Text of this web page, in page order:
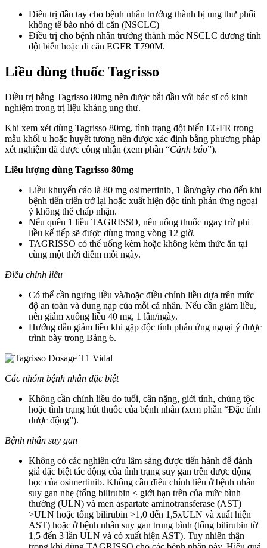
Điều trị đầu tay cho bệnh nhân trưởng thành bị ung thư phổi
không tế bào nhỏ di căn (NSCLC)
Điều trị cho bệnh nhân trưởng thành mắc NSCLC dương tính
đột biến hoặc di căn EGFR T790M.
Liều dùng thuốc Tagrisso
Điều trị bằng Tagrisso 80mg nên được bắt đầu với bác sĩ có kinh
nghiệm trong trị liệu kháng ung thư.
Khi xem xét dùng Tagrisso 80mg, tình trạng đột biến EGFR trong
mẫu khối u hoặc huyết tương nên được xác định bằng phương pháp
xét nghiệm đã được công nhận (xem phần “Cảnh báo”).
Liều lượng dùng Tagrisso 80mg
Liều khuyến cáo là 80 mg osimertinib, 1 lần/ngày cho đến khi
bệnh tiến triển trở lại hoặc xuất hiện độc tính phản ứng ngoại
ý không thể chấp nhận.
Nếu quên 1 liều TAGRISSO, nên uống thuốc ngay trừ phi
liều kế tiếp sẽ được dùng trong vòng 12 giờ.
TAGRISSO có thể uống kèm hoặc không kèm thức ăn tại
cùng một thời điểm mỗi ngày.
Điều chỉnh liều
Có thể cần ngưng liều và/hoặc điều chỉnh liều dựa trên mức
độ an toàn và dung nạp của mỗi cá nhân. Nếu cần giảm liều,
nên giảm xuống liều 40 mg, 1 lần/ngày.
Hướng dẫn giảm liều khi gặp độc tính phản ứng ngoại ý được
trình bày trong Bảng 6.
Các nhóm bệnh nhân đặc biệt
Không cần chỉnh liều do tuổi, cân nặng, giới tính, chủng tộc
hoặc tình trạng hút thuốc của bệnh nhân (xem phần “Đặc tính
dược động”).
Bệnh nhân suy gan
Không có các nghiên cứu lâm sàng được tiến hành để đánh
giá đặc biệt tác động của tình trạng suy gan trên dược động
học của osimertinib. Không cần điều chỉnh liều ở bệnh nhân
suy gan nhẹ (tổng bilirubin ≤ giới hạn trên của mức bình
thường (ULN) và men aspartate aminotransferase (AST)
>ULN hoặc tổng bilirubin >1,0 đến 1,5xULN và xuất hiện
AST) hoặc ở bệnh nhân suy gan trung bình (tổng bilirubin từ
1,5 đến 3 lần ULN và có xuất hiện AST). Tuy nhiên thận